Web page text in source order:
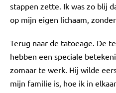
stappen zette. Ik was zo blij
op mijn eigen lichaam,
Terug naar de tatoeage. De
hebben een speciale
zomaar te werk. Hij wilde
mijn familie is, hoe ik in